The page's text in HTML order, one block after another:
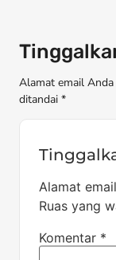
Alamat email
ditandai *
Alamat
Ruas yang
Komentar *